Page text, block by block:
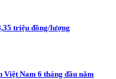
triệu đồng/lượng
Nam 6 tháng đầu năm